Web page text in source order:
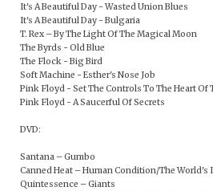
It's A Beautiful Day - Wasted Union Blues
It's A Beautiful Day - Bulgaria
T. Rex – By The Light Of The Magical Moon
The Byrds - Old Blue
The Flock - Big Bird
Soft Machine - Esther's Nose Job
Pink Floyd - Set The Controls To The Heart Of
Pink Floyd - A Saucerful Of Secrets
DVD:
Santana – Gumbo
Canned Heat – Human Condition/The World's
Quintessence – Giants